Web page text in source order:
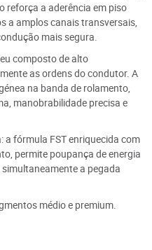
reforça a aderência em piso
a amplos canais transversais,
mais segura.
composto de alto
as ordens do condutor. A
na banda de rolamento,
manobrabilidade precisa e
a fórmula FST enriquecida com
permite poupança de energia
a pegada
médio e premium.